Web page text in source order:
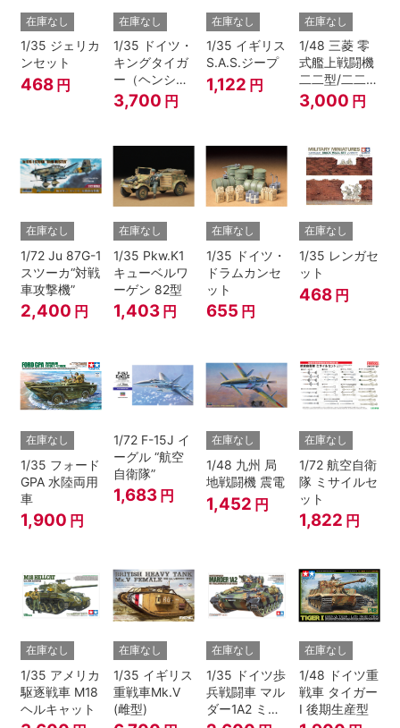
在庫なし
1/35 ジェリカ
ンセット
468 円
在庫なし
1/35 ドイツ・
キングタイガ
ー（ヘンシェ
ル砲塔）
3,700 円
在庫なし
1/35 イギリス
S.A.S.ジープ
1,122 円
在庫なし
1/48 三菱 零
式艦上戦闘機
二二型/二二型
甲
3,000 円
在庫なし
1/72 Ju 87G-1
スツーカ“対戦
車攻撃機”
2,400 円
在庫なし
1/35 Pkw.K1
キューベルワ
ーゲン 82型
1,403 円
在庫なし
1/35 ドイツ・
ドラムカンセ
ット
655 円
在庫なし
1/35 レンガセ
ット
468 円
在庫なし
1/35 フォード
GPA 水陸両用
車
1,900 円
1/72 F-15J イ
ーグル “航空
自衛隊”
1,683 円
在庫なし
1/48 九州 局
地戦闘機 震電
1,452 円
在庫なし
1/72 航空自衛
隊 ミサイルセ
ット
1,822 円
在庫なし
1/35 アメリカ
駆逐戦車 M18
ヘルキャット
在庫なし
1/35 イギリス
重戦車Mk.V
(雌型)
在庫なし
1/35 ドイツ歩
兵戦闘車 マル
ダー1A2 ミラ
在庫なし
1/48 ドイツ重
戦車 タイガー
I 後期生産型